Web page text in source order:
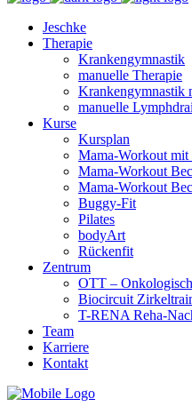
Jeschke
Therapie
Krankengymnastik
manuelle Therapie
Krankengymnastik
manuelle
Kurse
Kursplan
Mama-Workout mit
Mama-Workout
Mama-Workout
Buggy-Fit
Pilates
bodyArt
Rückenfit
Zentrum
OTT –
Biocircuit
T-RENA Reha-
Team
Karriere
Kontakt